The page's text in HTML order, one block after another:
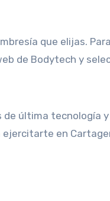
que elijas.
de Bodytech y
última tecnología
en